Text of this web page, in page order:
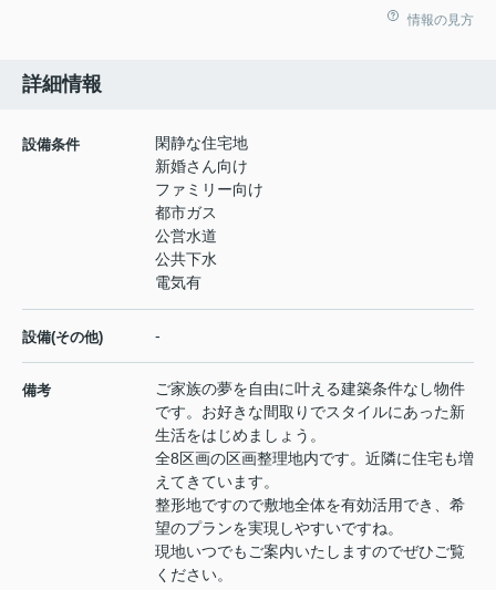
情報の見方
詳細情報
設備条件
閑静な住宅地
新婚さん向け
ファミリー向け
都市ガス
公営水道
公共下水
電気有
設備(その他) -
備考
ご家族の夢を自由に叶える建築条件なし物件
です。お好きな間取りでスタイルにあった新
生活をはじめましょう。
全8区画の区画整理地内です。近隣に住宅も増
えてきています。
整形地ですので敷地全体を有効活用でき、希
望のプランを実現しやすいですね。
現地いつでもご案内いたしますのでぜひご覧
ください。